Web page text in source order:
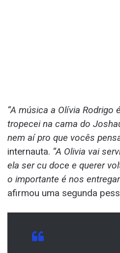
“A música a Olívia Rodrigo
tropecei na cama do
nem aí pro que vocês
internauta. “A Olivia vai
ela ser cu doce e querer
o importante é nos
afirmou uma segunda